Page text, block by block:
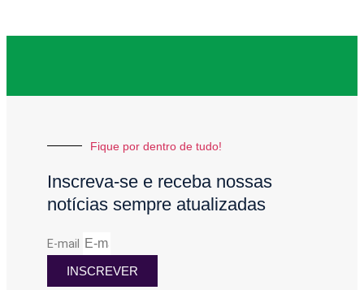
Fique por dentro de tudo!
Inscreva-se e receba nossas
notícias sempre atualizadas
E-mail
INSCREVER